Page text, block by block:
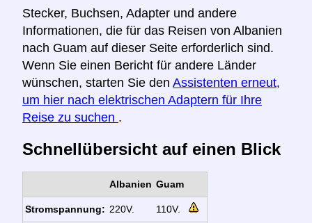
Stecker, Buchsen, Adapter und andere
Informationen, die für das Reisen von Albanien
nach Guam auf dieser Seite erforderlich sind.
Wenn Sie einen Bericht für andere Länder
wünschen, starten Sie den Assistenten erneut,
um hier nach elektrischen Adaptern für Ihre
Reise zu suchen .
Schnellübersicht auf einen Blick
Albanien Guam
Stromspannung: 220V. 110V.